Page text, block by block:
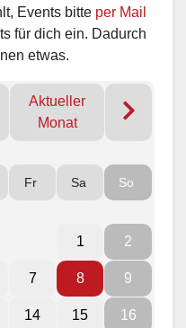
Events bitte per Mail
für dich ein. Dadurch
etwas.
Aktueller
Monat
Fr Sa So
1 2
7 8 9
14 15 16